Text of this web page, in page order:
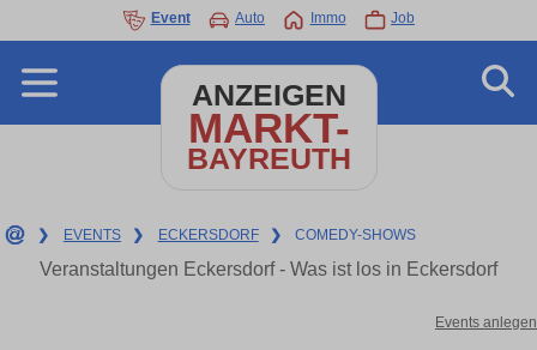
Event Auto Immo Job
ANZEIGEN
MARKT-
BAYREUTH
❯ EVENTS ❯ ECKERSDORF ❯ COMEDY-SHOWS
Veranstaltungen Eckersdorf - Was ist los in Eckersdorf
Events anlegen